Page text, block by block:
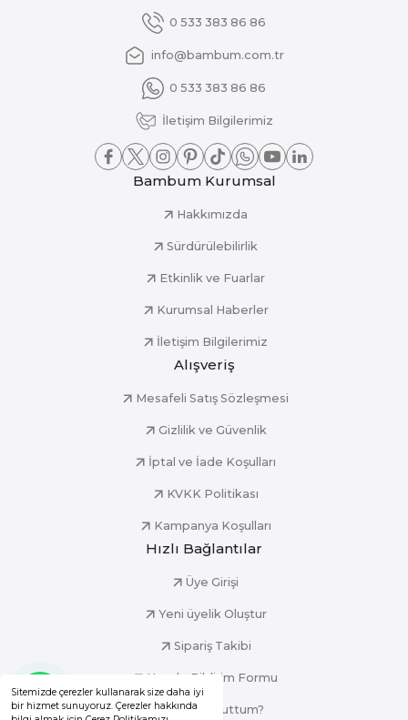
Sitemizde çerezler kullanarak size daha iyi
bir hizmet sunuyoruz. Çerezler hakkında
0 533 383 86 86
info@bambum.com.tr
0 533 383 86 86
İletişim Bilgilerimiz
Bambum Kurumsal
Hakkımızda
Sürdürülebilirlik
Etkinlik ve Fuarlar
Kurumsal Haberler
İletişim Bilgilerimiz
Alışveriş
Mesafeli Satış Sözleşmesi
Gizlilik ve Güvenlik
İptal ve İade Koşulları
KVKK Politikası
Kampanya Koşulları
Hızlı Bağlantılar
Üye Girişi
Yeni üyelik Oluştur
Sipariş Takibi
Havale Bildirim Formu
Şifremi Unuttum?